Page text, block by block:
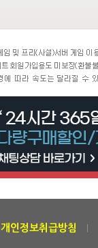
개인정보취급방침